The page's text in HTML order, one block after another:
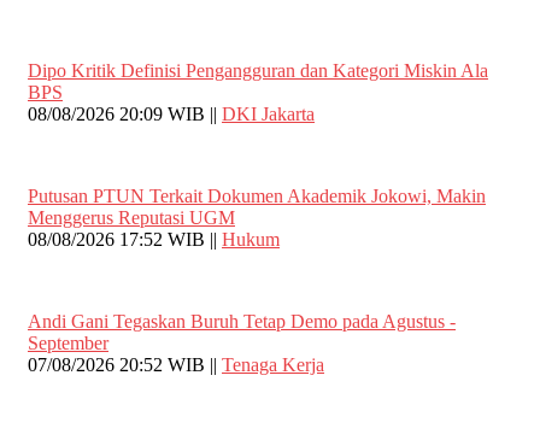
Dipo Kritik Definisi Pengangguran dan Kategori Miskin Ala
BPS
08/08/2026 20:09 WIB || DKI Jakarta
Putusan PTUN Terkait Dokumen Akademik Jokowi, Makin
Menggerus Reputasi UGM
08/08/2026 17:52 WIB || Hukum
Andi Gani Tegaskan Buruh Tetap Demo pada Agustus -
September
07/08/2026 20:52 WIB || Tenaga Kerja